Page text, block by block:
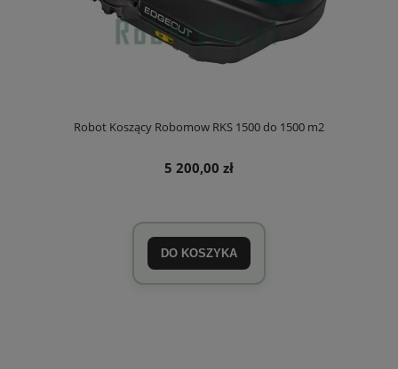
Robot Koszący Robomow RKS 1500 do 1500 m2
5 200,00 zł
DO KOSZYKA